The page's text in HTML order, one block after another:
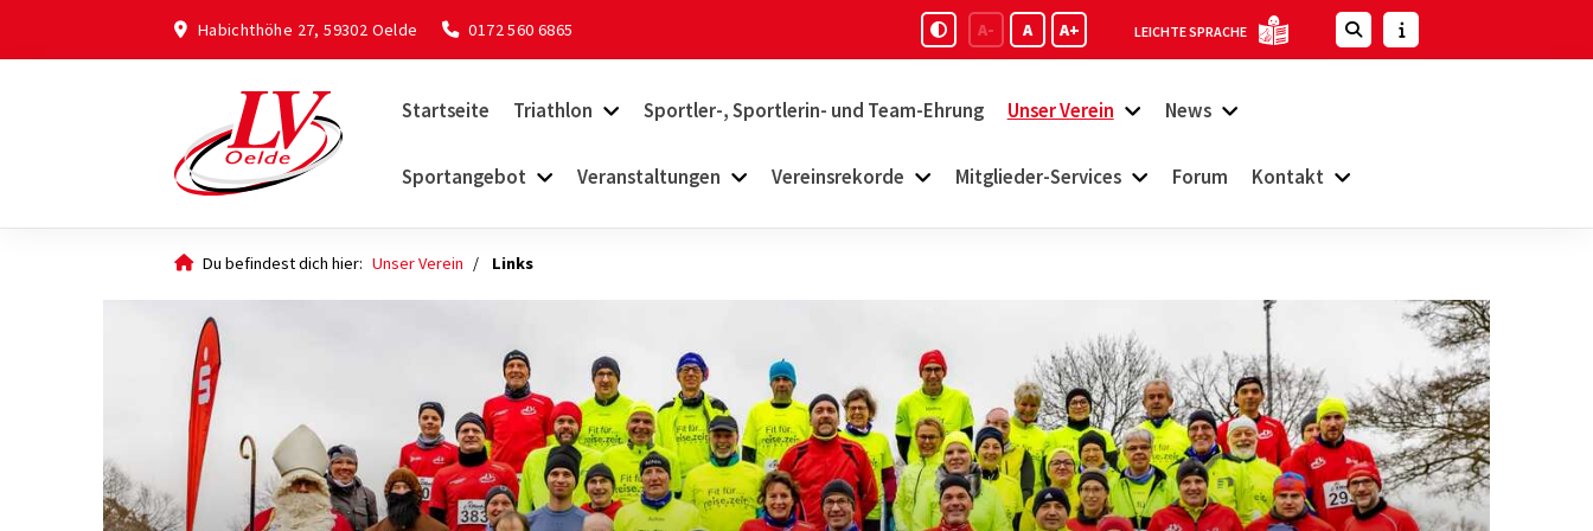
Habichthöhe 27, 59302 Oelde 0172 560 6865 A- A A+ LEICHTE SPRACHE
Startseite Triathlon Sportler-, Sportlerin- und Team-Ehrung Unser Verein News
Sportangebot Veranstaltungen Vereinsrekorde Mitglieder-Services Forum Kontakt
Du befindest dich hier: Unser Verein Links
Quicklinks